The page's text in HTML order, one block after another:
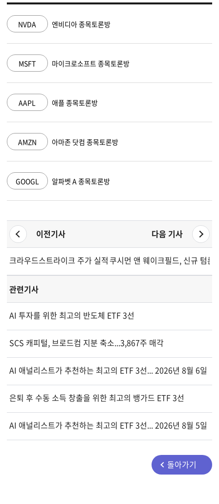
NVDA 엔비디아 종목토론방
MSFT 마이크로소프트 종목토론방
AAPL 애플 종목토론방
AMZN 아마존 닷컴 종목토론방
GOOGL 알파벳 A 종목토론방
이전기사 다음 기사
크라우드스트라이크 주가 실적 발표 후 급락... 모건 스탠리는 "
쿠시먼 앤 웨이크필드, 신규 텀론
관련기사
AI 투자를 위한 최고의 반도체 ETF 3선
SCS 캐피털, 브로드컴 지분 축소...3,867주 매각
AI 애널리스트가 추천하는 최고의 ETF 3선... 2026년 8월 6일
은퇴 후 수동 소득 창출을 위한 최고의 뱅가드 ETF 3선
AI 애널리스트가 추천하는 최고의 ETF 3선... 2026년 8월 5일 기
돌아가기